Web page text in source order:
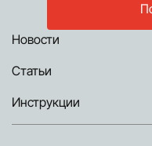
Новости
Статьи
Инструкции